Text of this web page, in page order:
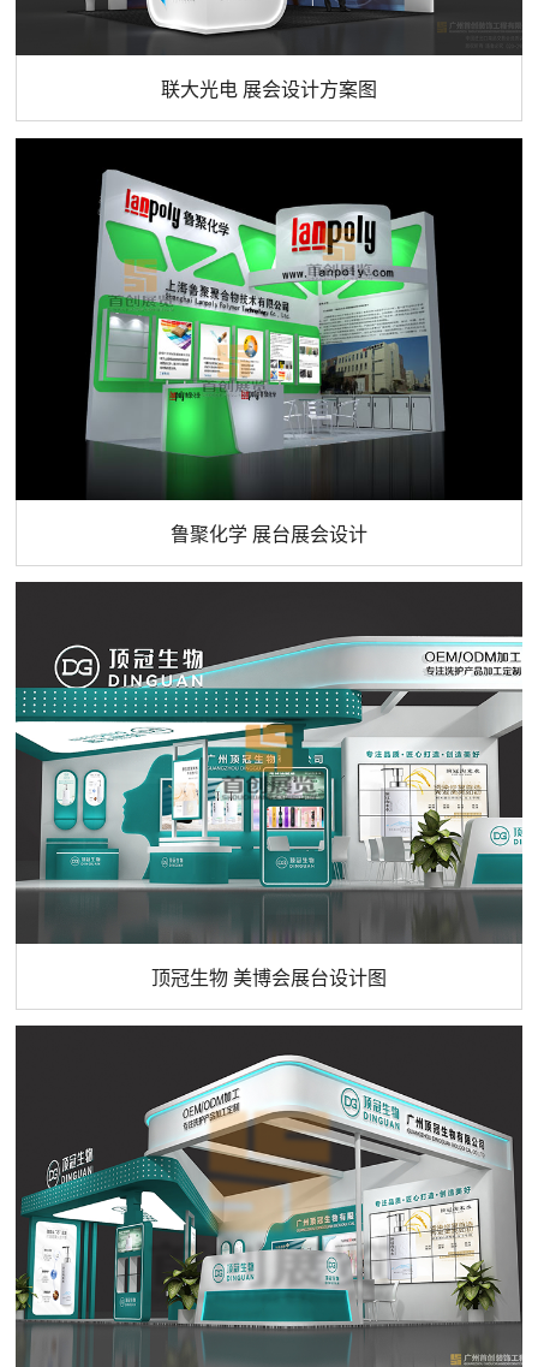
联大光电 展会设计方案图
鲁聚化学 展台展会设计
顶冠生物 美博会展台设计图